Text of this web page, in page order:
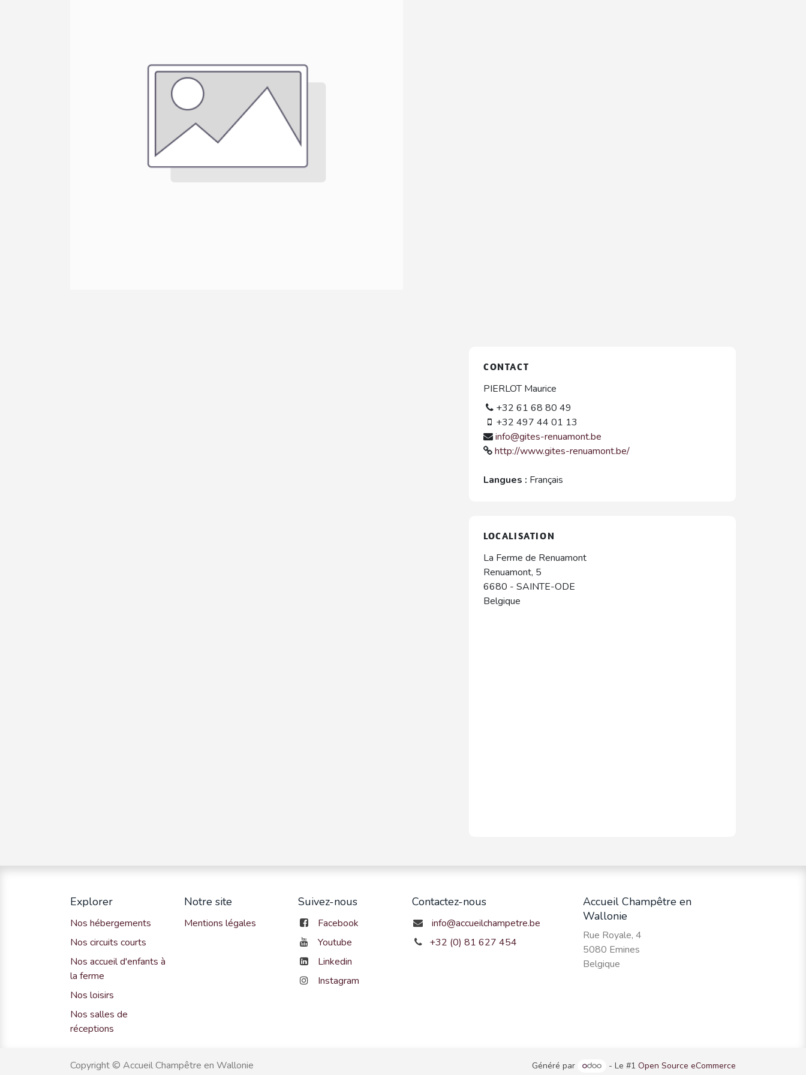
CONTACT
PIERLOT Maurice
+32 61 68 80 49
+32 497 44 01 13
info@gites-renuamont.be
http://www.gites-renuamont.be/
Langues : Français
LOCALISATION
La Ferme de Renuamont
Renuamont, 5
6680 - SAINTE-ODE
Belgique
Explorer
Nos hébergements
Nos circuits courts
Nos accueil d'enfants à
la ferme
Nos loisirs
Nos salles de
réceptions
Notre site
Mentions légales
Suivez-nous
Facebook
Youtube
Linkedin
Instagram
Contactez-nous
info@accueilchampetre.be
+32 (0) 81 627 454
Accueil Champêtre en
Wallonie
Rue Royale, 4
5080 Emines
Belgique
Copyright © Accueil Champêtre en Wallonie Généré par - Le #1 Open Source eCommerce